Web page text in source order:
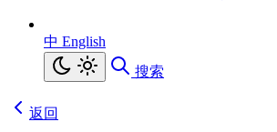
中 English
搜索
返回